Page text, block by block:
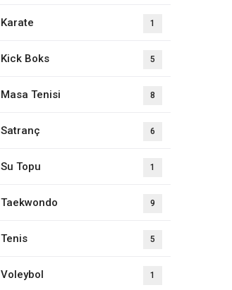
Karate 1
Kick Boks 5
Masa Tenisi 8
Satranç 6
Su Topu 1
Taekwondo 9
Tenis 5
Voleybol 1